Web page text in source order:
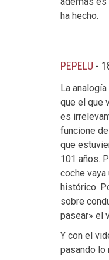
ha hecho.
PEPELU -
La
que el que
es
funcione
que
101 años.
coche vaya
histórico.
sobre
pasear» el
Y con el
pasando lo